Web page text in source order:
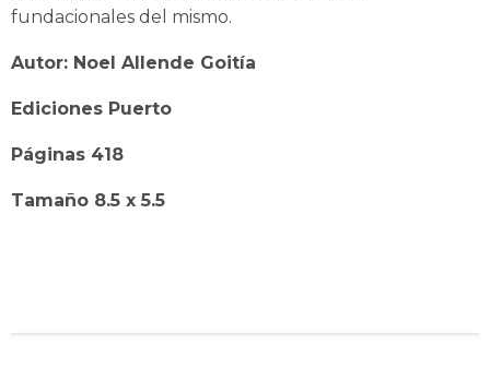
fundacionales del mismo.
Autor: Noel Allende Goitía
Ediciones Puerto
Páginas 418
Tamaño 8.5 x 5.5